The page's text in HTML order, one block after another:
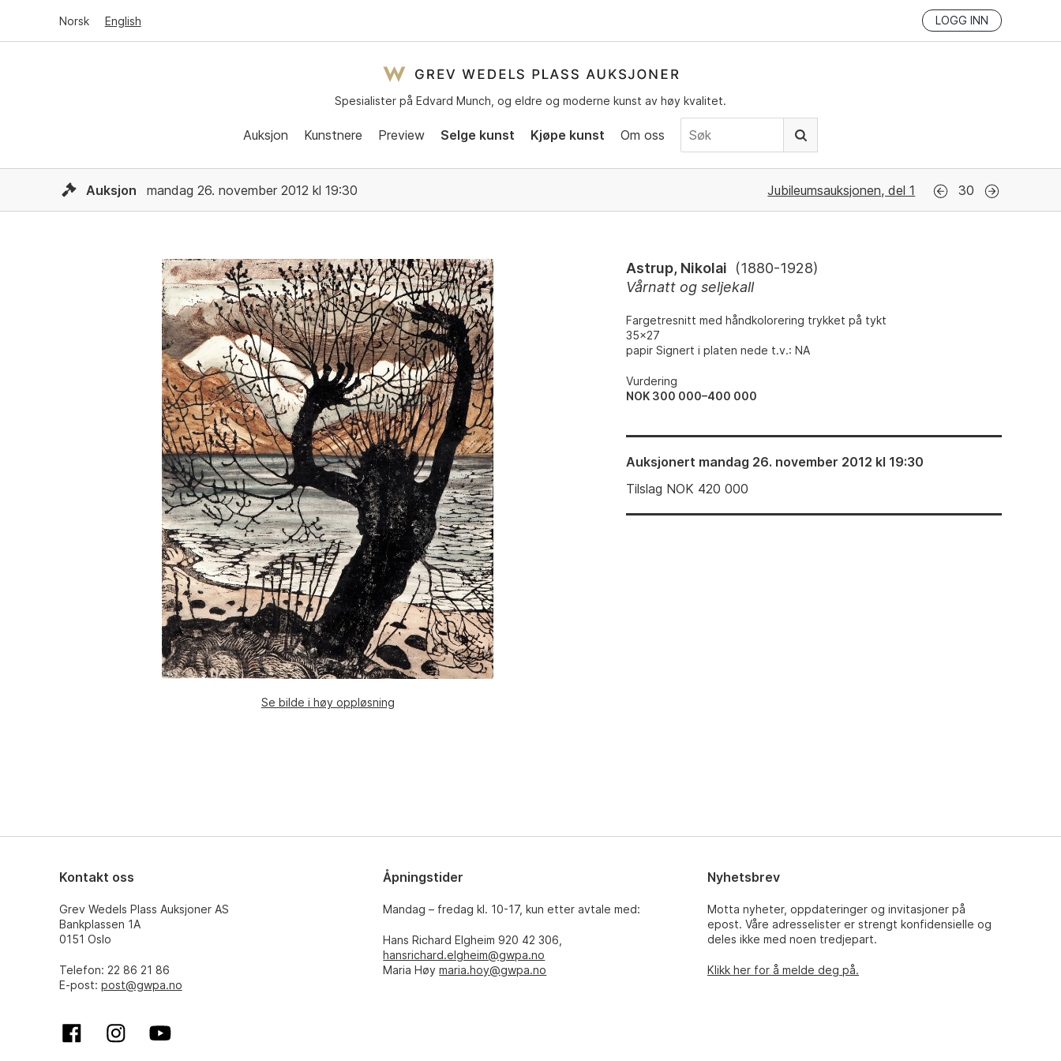
Norsk English LOGG INN
Spesialister på Edvard Munch, og eldre og moderne kunst av høy kvalitet.
Auksjon Kunstnere Preview Selge kunst Kjøpe kunst Om oss
Auksjon mandag 26. november 2012 kl 19:30 Jubileumsauksjonen, del 1 30
Se bilde i høy oppløsning
Astrup, Nikolai (1880-1928)
Vårnatt og seljekall
Fargetresnitt med håndkolorering trykket på tykt
35x27
papir Signert i platen nede t.v.: NA
Vurdering
NOK 300 000–400 000
Auksjonert mandag 26. november 2012 kl 19:30
Tilslag NOK 420 000
Kontakt oss
Grev Wedels Plass Auksjoner AS
Bankplassen 1A
0151 Oslo
Telefon: 22 86 21 86
E-post: post@gwpa.no
Åpningstider
Mandag – fredag kl. 10-17, kun etter avtale med:
Hans Richard Elgheim 920 42 306,
hansrichard.elgheim@gwpa.no
Maria Høymaria.hoy@gwpa.no
Nyhetsbrev
Motta nyheter, oppdateringer og invitasjoner på
epost. Våre adresselister er strengt konfidensielle og
deles ikke med noen tredjepart.
Klikk her for å melde deg på.